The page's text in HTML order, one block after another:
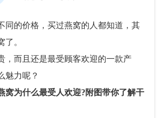
同的价格，买过燕窝的人都知道，其
了。
，而且还是最受顾客欢迎的一款产
魅力呢？
窝为什么最受人欢迎?附图带你了解干